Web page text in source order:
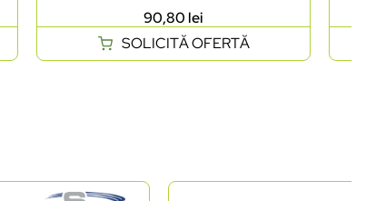
90,80 lei
SOLICITĂ OFERTĂ